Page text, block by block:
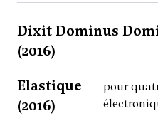
Dixit Dominus
(2016)
Elastique
(2016)
pour